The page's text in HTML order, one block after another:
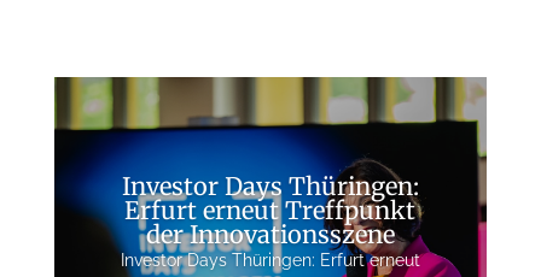
Investor Days Thüringen:
Erfurt erneut Treffpunkt
der Innovationsszene
Investor Days Thüringen: Erfurt erneut